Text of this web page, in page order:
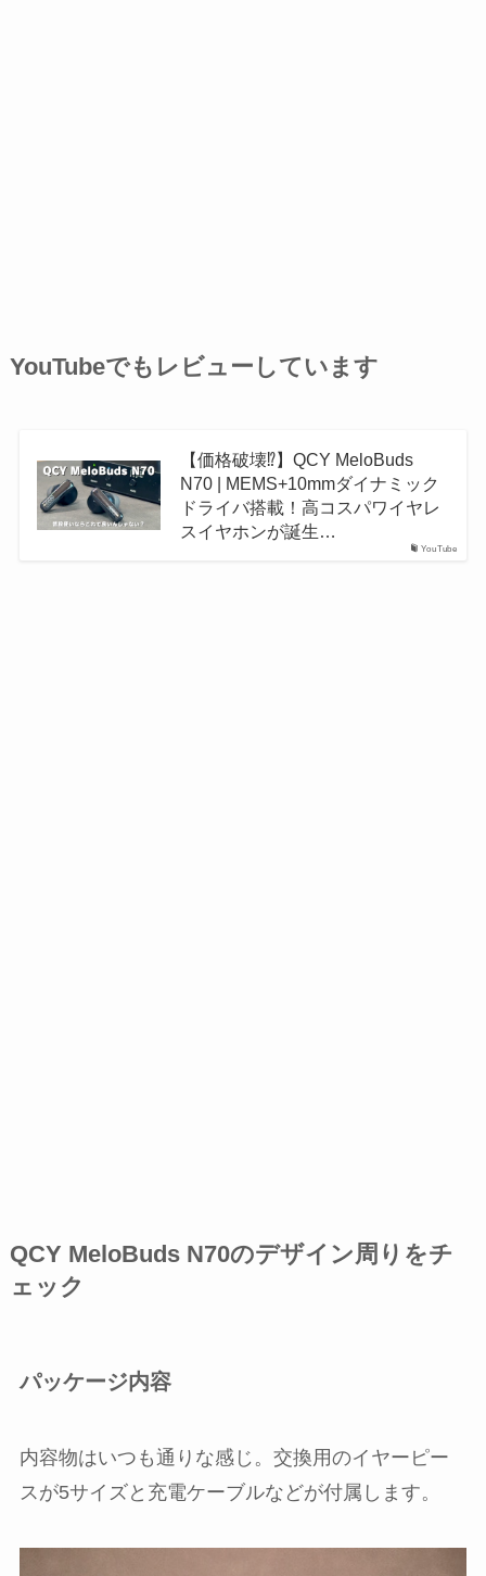
YouTubeでもレビューしています
YouTube
【価格破壊⁉︎】QCY MeloBuds
N70 | MEMS+10mmダイナミック
ドライバ搭載！高コスパワイヤレ
スイヤホンが誕生…
QCY MeloBuds N70のデザイン周りをチ
ェック
パッケージ内容
内容物はいつも通りな感じ。交換用のイヤーピー
スが5サイズと充電ケーブルなどが付属します。